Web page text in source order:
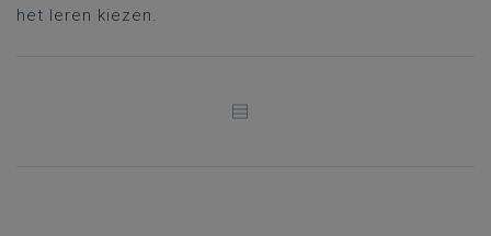
het leren kiezen.